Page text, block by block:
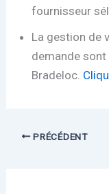
fournisseur
La gestion de
demande sont
Bradeloc.
PRÉCÉDENT